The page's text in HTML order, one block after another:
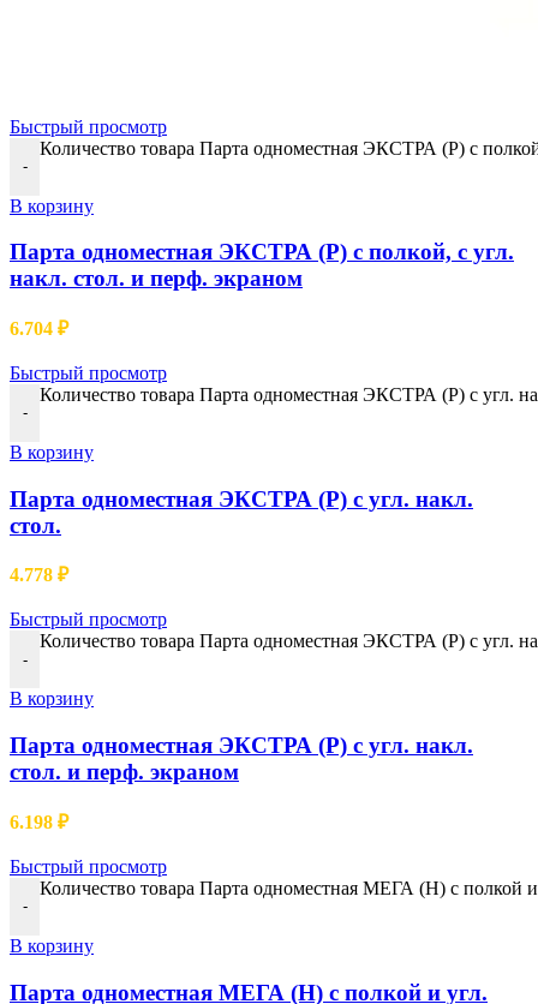
Быстрый просмотр
-
Количество товара Парта одноместная ЭКСТРА (Р) с
В корзину
Парта одноместная ЭКСТРА (Р) с полкой, с угл.
накл. стол. и перф. экраном
6.704 ₽
Быстрый просмотр
-
Количество товара Парта одноместная ЭКСТРА (Р) с угл.
В корзину
Парта одноместная ЭКСТРА (Р) с угл. накл.
стол.
4.778 ₽
Быстрый просмотр
-
Количество товара Парта одноместная ЭКСТРА (Р) с угл.
В корзину
Парта одноместная ЭКСТРА (Р) с угл. накл.
стол. и перф. экраном
6.198 ₽
Быстрый просмотр
-
Количество товара Парта одноместная МЕГА (Н) с полкой и
В корзину
Парта одноместная МЕГА (Н) с полкой и угл.